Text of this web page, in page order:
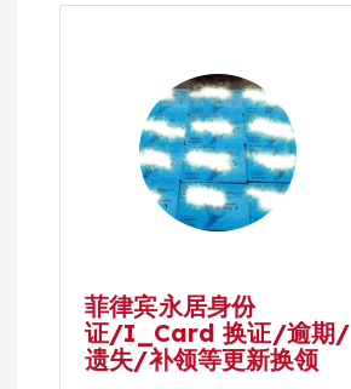
菲律宾永居身份
证/I_Card 换证/逾期/
遗失/补领等更新换领